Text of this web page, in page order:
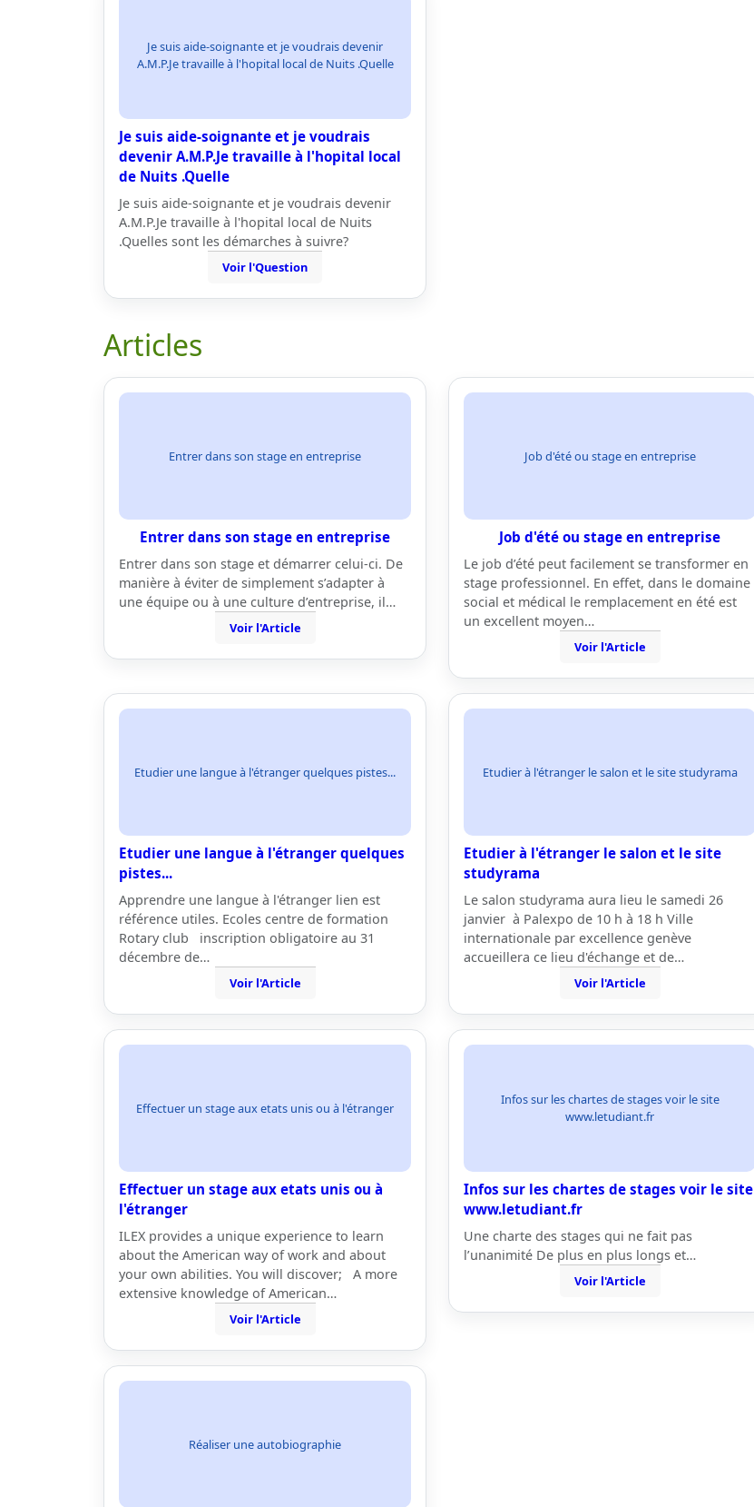
Je suis aide-soignante et je voudrais devenir
A.M.P.Je travaille à l'hopital local de Nuits .Quelle
Je suis aide-soignante et je voudrais
devenir A.M.P.Je travaille à l'hopital local
de Nuits .Quelle
Je suis aide-soignante et je voudrais devenir
A.M.P.Je travaille à l'hopital local de Nuits
.Quelles sont les démarches à suivre?
Voir l'Question
Articles
Entrer dans son stage en entreprise
Entrer dans son stage en entreprise
Entrer dans son stage et démarrer celui-ci. De
manière à éviter de simplement s’adapter à
une équipe ou à une culture d’entreprise, il…
Voir l'Article
Job d'été ou stage en entreprise
Job d'été ou stage en entreprise
Le job d’été peut facilement se transformer en
stage professionnel. En effet, dans le domaine
social et médical le remplacement en été est
un excellent moyen…
Voir l'Article
Etudier une langue à l'étranger quelques pistes...
Etudier une langue à l'étranger quelques
pistes...
Apprendre une langue à l'étranger lien est
référence utiles. Ecoles centre de formation
Rotary club inscription obligatoire au 31
décembre de…
Voir l'Article
Etudier à l'étranger le salon et le site studyrama
Etudier à l'étranger le salon et le site
studyrama
Le salon studyrama aura lieu le samedi 26
janvier à Palexpo de 10 h à 18 h Ville
internationale par excellence genève
accueillera ce lieu d'échange et de…
Voir l'Article
Effectuer un stage aux etats unis ou à l'étranger
Effectuer un stage aux etats unis ou à
l'étranger
ILEX provides a unique experience to learn
about the American way of work and about
your own abilities. You will discover; A more
extensive knowledge of American…
Voir l'Article
Infos sur les chartes de stages voir le site
www.letudiant.fr
Infos sur les chartes de stages voir le site
www.letudiant.fr
Une charte des stages qui ne fait pas
l’unanimité De plus en plus longs et…
Voir l'Article
Réaliser une autobiographie